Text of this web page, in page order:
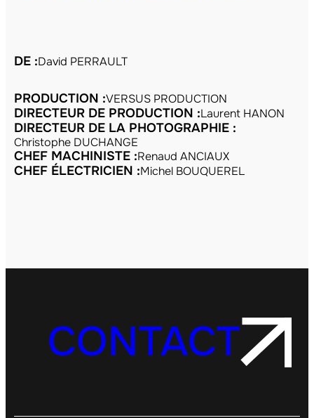
DE :David PERRAULT
PRODUCTION :VERSUS PRODUCTION
DIRECTEUR DE PRODUCTION :Laurent HANON
DIRECTEUR DE LA PHOTOGRAPHIE :
Christophe DUCHANGE
CHEF MACHINISTE :Renaud ANCIAUX
CHEF ÉLECTRICIEN :Michel BOUQUEREL
CONTACT